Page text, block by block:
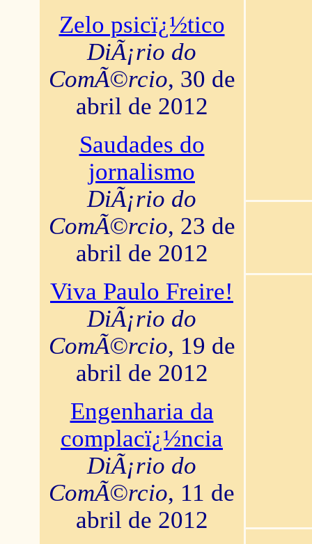
Zelo psicï¿½tico
DiÃ¡rio do
ComÃ©rcio, 30 de
abril de 2012
Saudades do
jornalismo
DiÃ¡rio do
ComÃ©rcio, 23 de
abril de 2012
Viva Paulo Freire!
DiÃ¡rio do
ComÃ©rcio, 19 de
abril de 2012
Engenharia da
complacï¿½ncia
DiÃ¡rio do
ComÃ©rcio, 11 de
abril de 2012